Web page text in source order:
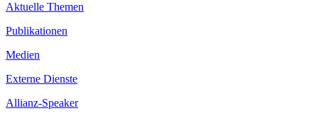
Aktuelle Themen
Publikationen
Medien
Externe Dienste
Allianz-Speaker